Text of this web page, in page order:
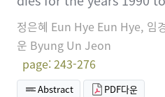
정은혜 Eun Hye Eun Hye, 임
운 Byung Un Jeon
page: 243-276
Abstract PDF다운